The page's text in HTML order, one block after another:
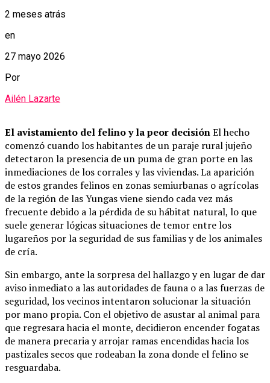
2 meses atrás
en
27 mayo 2026
Por
Ailén Lazarte
El avistamiento del felino y la peor decisiónEl hecho
comenzó cuando los habitantes de un paraje rural jujeño
detectaron la presencia de un puma de gran porte en las
inmediaciones de los corrales y las viviendas. La aparición
de estos grandes felinos en zonas semiurbanas o agrícolas
de la región de las Yungas viene siendo cada vez más
frecuente debido a la pérdida de su hábitat natural, lo que
suele generar lógicas situaciones de temor entre los
lugareños por la seguridad de sus familias y de los animales
de cría.
Sin embargo, ante la sorpresa del hallazgo y en lugar de dar
aviso inmediato a las autoridades de fauna o a las fuerzas de
seguridad, los vecinos intentaron solucionar la situación
por mano propia. Con el objetivo de asustar al animal para
que regresara hacia el monte, decidieron encender fogatas
de manera precaria y arrojar ramas encendidas hacia los
pastizales secos que rodeaban la zona donde el felino se
resguardaba.